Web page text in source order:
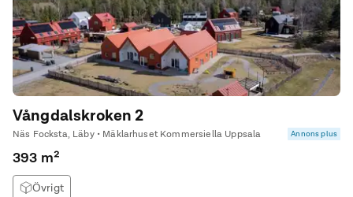
Vångdalskroken 2
Näs Focksta, Läby • Mäklarhuset Kommersiella Uppsala Annons plus
393 m²
Övrigt